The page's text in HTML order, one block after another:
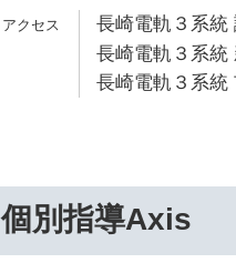
長崎電軌３系統
長崎電軌３系統
長崎電軌３系統
個別指導Axis